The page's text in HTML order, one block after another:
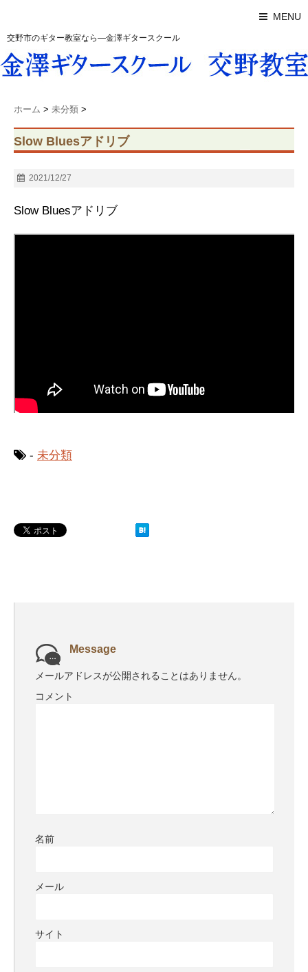
MENU
交野市のギター教室なら―金澤ギタースクール
ホーム > 未分類 >
Slow Bluesアドリブ
2021/12/27
Slow Bluesアドリブ
- 未分類
Message
メールアドレスが公開されることはありません。
コメント
名前
メール
サイト